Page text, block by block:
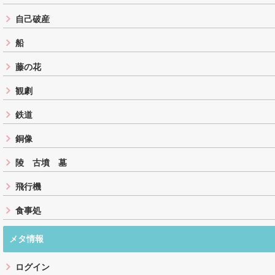
自己破産
船
藤の花
観劇
鉄道
銅像
陵 古墳 墓
飛行機
食事処
メタ情報
ログイン